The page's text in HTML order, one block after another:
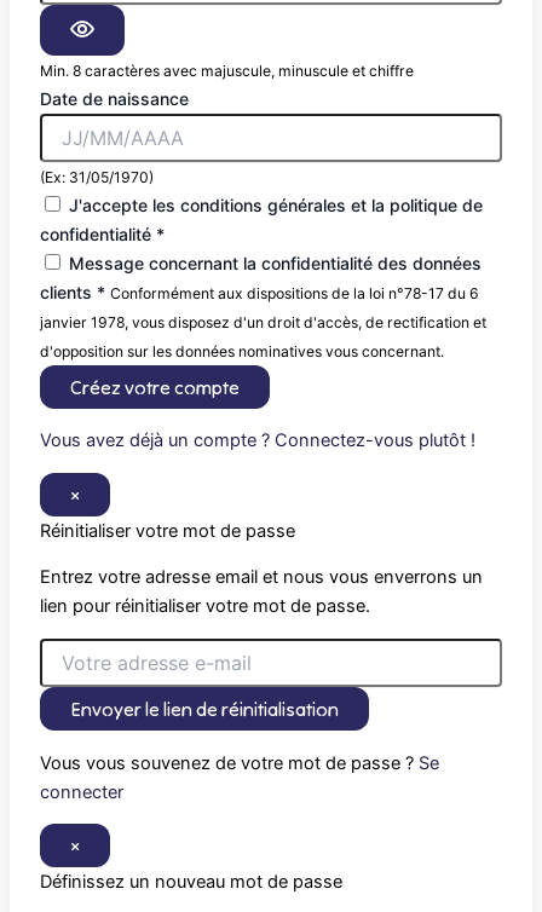
Min. 8 caractères avec majuscule, minuscule et chiffre
Date de naissance
(Ex: 31/05/1970)
J'accepte les conditions générales et la politique de
confidentialité *
Message concernant la confidentialité des données
clients * Conformément aux dispositions de la loi n°78-17 du 6
janvier 1978, vous disposez d'un droit d'accès, de rectification et
d'opposition sur les données nominatives vous concernant.
Créez votre compte
Vous avez déjà un compte ? Connectez-vous plutôt !
×
Réinitialiser votre mot de passe
Entrez votre adresse email et nous vous enverrons un
lien pour réinitialiser votre mot de passe.
Envoyer le lien de réinitialisation
Vous vous souvenez de votre mot de passe ? Se
connecter
×
Définissez un nouveau mot de passe